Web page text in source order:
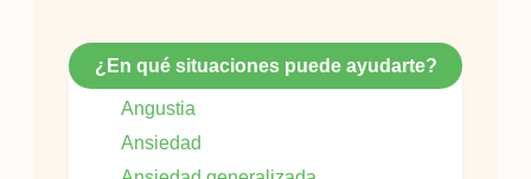
¿En qué situaciones puede ayudarte?
Angustia
Ansiedad